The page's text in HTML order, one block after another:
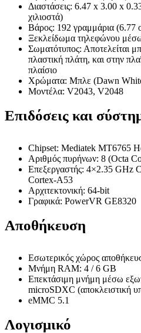
Διαστάσεις: 6.47 x 3.00 x
χιλιοστά)
Βάρος: 192 γραμμάρια (6.77
Ξεκλείδωμα τηλεφώνου
Σωματότυπος: Αποτελείται
πλαστική πλάτη, και στην
πλαίσιο
Χρώματα: Μπλε (Dawn
Μοντέλα: V2043, V2048
Επιδόσεις και
Chipset: Mediatek MT6765
Αριθμός πυρήνων: 8 (Octa
Επεξεργαστής: 4×2.35 GHz
Cortex-A53
Αρχιτεκτονική: 64-bit
Γραφικά: PowerVR GE8320
Αποθήκευση
Εσωτερικός χώρος
Μνήμη RAM: 4 / 6 GB
Επεκτάσιμη μνήμη μέσω
microSDXC (αποκλειστική
eMMC 5.1
Λογισμικό